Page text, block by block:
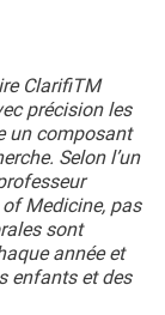
ClarifiTM
précision les
un composant
Selon l’un
Medicine, pas
sont
année et
enfants et des